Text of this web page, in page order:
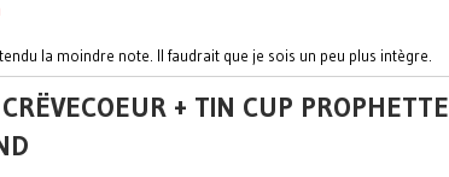
la moindre note. Il faudrait que je sois un peu plus intègre.
+ TIN CUP PROPHETTE